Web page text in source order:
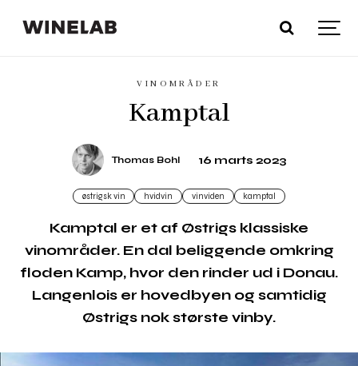
VINOMRÅDER
Kamptal
Thomas Bohl 16 marts 2023
østrigsk vin hvidvin vinviden kamptal
Kamptal er et af Østrigs klassiske
vinområder. En dal beliggende omkring
floden Kamp, hvor den rinder ud i Donau.
Langenlois er hovedbyen og samtidig
Østrigs nok største vinby.